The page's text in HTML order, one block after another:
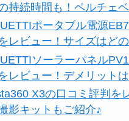
持続時間も！ペルチェ
ポータブル電源
レビュー！サイズはど
ソーラーパネル
レビュー！デメリットは
X3の口コミ評判を
影キットもご紹介♪